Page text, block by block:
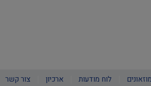
לוח מודעות ארכיון צור קשר